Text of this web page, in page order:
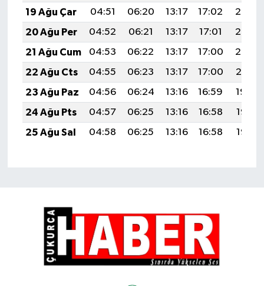
19 Ağu Çar
04:51 06:20 13:17 17:02
20:05
20 Ağu Per
04:52 06:21 13:17 17:01
20:03
21 Ağu Cum
04:53 06:22 13:17 17:00
20:02
22 Ağu Cts
04:55 06:23 13:17 17:00
20:01
23 Ağu Paz
04:56 06:24 13:16 16:59
19:59
24 Ağu Pts
04:57 06:25 13:16 16:58
19:58
25 Ağu Sal
04:58 06:25 13:16 16:58 19:56